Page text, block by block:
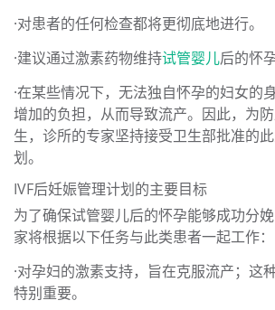
·对患者的任何检查都将更彻底地进行。
·建议通过激素药物维持试管婴儿后的怀孕
·在某些情况下，无法独自怀孕的妇女的
增加的负担，从而导致流产。因此，为
生，诊所的专家坚持接受卫生部批准的
划。
IVF后妊娠管理计划的主要目标
为了确保试管婴儿后的怀孕能够成功分
家将根据以下任务与此类患者一起工作：
·对孕妇的激素支持，旨在克服流产；这
特别重要。